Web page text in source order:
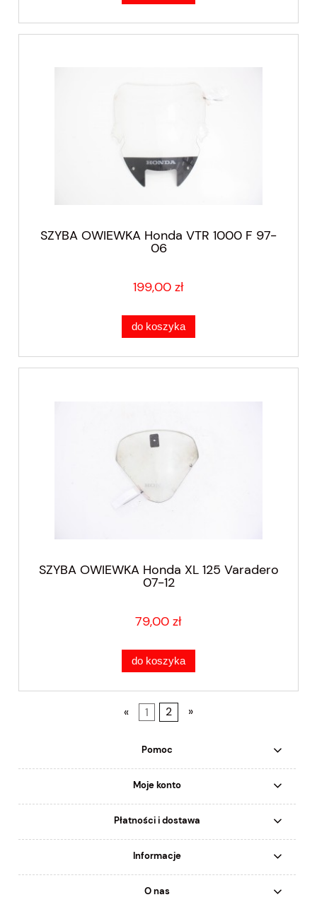
SZYBA OWIEWKA Honda VTR 1000 F 97-
06
199,00 zł
do koszyka
SZYBA OWIEWKA Honda XL 125 Varadero
07-12
79,00 zł
do koszyka
« 1 2 »
Pomoc
Moje konto
Płatności i dostawa
Informacje
O nas